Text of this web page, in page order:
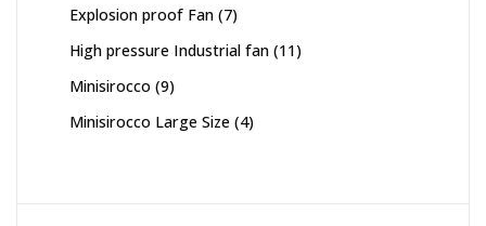
Explosion proof Fan 77
High pressure Industrial fan 1111
Minisirocco 99
Minisirocco Large Size 44